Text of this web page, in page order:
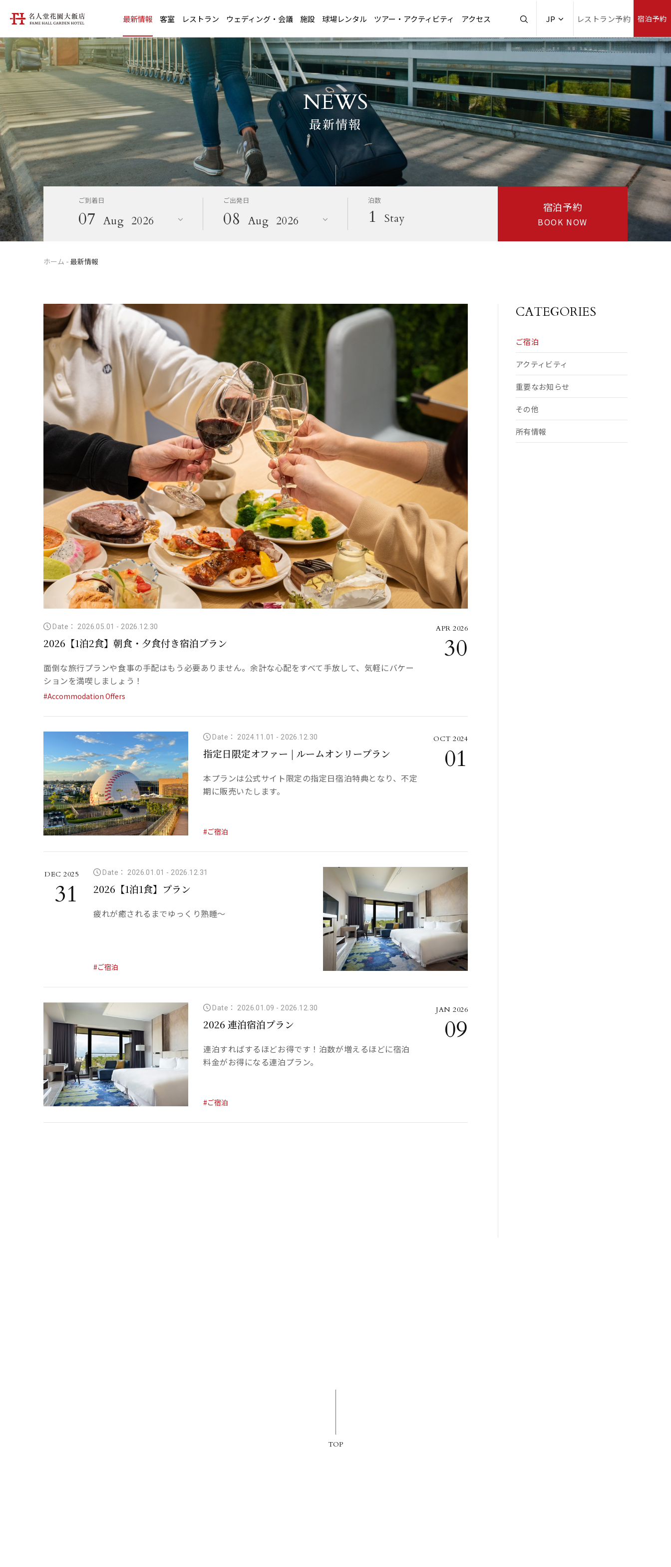
最新情報 客室 レストラン ウェディング・会議 施設 球場レンタル ツアー・アクティビティ アクセス JP レストラン予約 宿泊予約
NEWS
最新情報
ご到着日
07 Aug 2026
ご出発日
08 Aug 2026
泊数
1 Stay
宿泊予約
BOOK NOW
ホーム - 最新情報
Date： 2026.05.01 - 2026.12.30
2026【1泊2食】朝食・夕食付き宿泊プラン
面倒な旅行プランや食事の手配はもう必要ありません。余計な心配をすべて手放して、気軽にバケー
ションを満喫しましょう！
#Accommodation Offers
APR 2026
30
Date： 2024.11.01 - 2026.12.30
指定日限定オファー | ルームオンリープラン
本プランは公式サイト限定の指定日宿泊特典となり、不定
期に販売いたします。
#ご宿泊
OCT 2024
01
Date： 2026.01.01 - 2026.12.31
2026【1泊1食】プラン
疲れが癒されるまでゆっくり熟睡～
#ご宿泊
DEC 2025
31
Date： 2026.01.09 - 2026.12.30
2026 連泊宿泊プラン
連泊すればするほどお得です！泊数が増えるほどに宿泊
料金がお得になる連泊プラン。
#ご宿泊
JAN 2026
09
CATEGORIES
ご宿泊
アクティビティ
重要なお知らせ
その他
所有情報
TOP